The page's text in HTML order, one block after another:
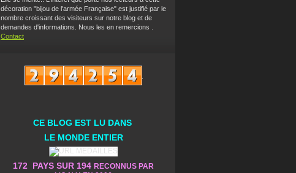
décoration "bijou de l'armée Française" est justifié par le
nombre croissant des visiteurs sur notre blog et de
demandes d'informations. Nous les en remercions .
Contact
CE BLOG EST LU DANS
LE MONDE ENTIER
172 PAYS SUR 194 RECONNUS PAR